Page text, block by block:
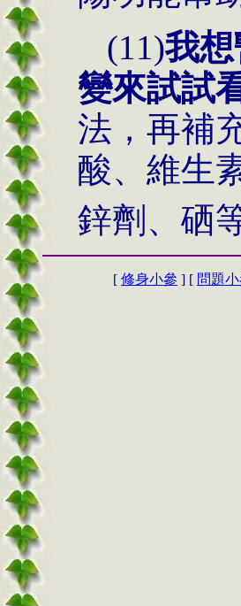
(11)我
變來試試
法，再補
酸、維生
鋅劑、硒
[ 修身小參 ] [ 問題